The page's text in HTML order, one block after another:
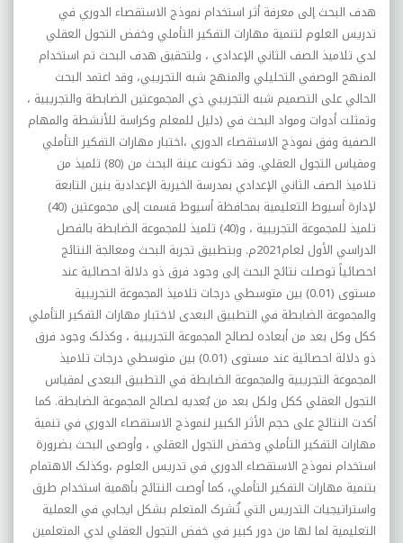
هدف البحث إلى معرفة أثر استخدام نموذج الاستقصاء الدوري في
تدريس العلوم لتنمية مهارات التفکير التأملي وخفض التجول العقلي
لدي تلاميذ الصف الثاني الإعدادي ، ولتحقيق هدف البحث تم استخدام
المنهج الوصفي التحليلي والمنهج شبه التجريبي، وقد اعتمد البحث
الحالي على التصميم شبه التجريبي ذي المجموعتين الضابطة والتجريبية ،
وتمثلت أدوات ومواد البحث في (دليل للمعلم وکراسة للأنشطة والمهام
الصفية وفق نموذج الاستقصاء الدوري ،اختبار مهارات التفکير التأملي
ومقياس التجول العقلي. وقد تکونت عينة البحث من (80) تلميذ من
تلاميذ الصف الثاني الإعدادي بمدرسة الخيرية الإعدادية بنين التابعة
لإدارة أسيوط التعليمية بمحافظة أسيوط قسمت إلى مجموعتين (40)
تلميذ للمجموعة التجريبية ، و(40) تلميذ للمجموعة الضابطة بالفصل
الدراسي الأول لعام2021م. وبتطبيق تجربة البحث ومعالجة النتائج
احصائياً توصلت نتائج البحث إلى وجود فرق ذو دلالة احصائية عند
مستوى (0.01) بين متوسطي درجات تلاميذ المجموعة التجريبية
والمجموعة الضابطة في التطبيق البعدى لاختبار مهارات التفکير التأملي
ککل وکل بعد من أبعاده لصالح المجموعة التجريبية ، وکذلک وجود فرق
ذو دلالة احصائية عند مستوى (0.01) بين متوسطي درجات تلاميذ
المجموعة التجريبية والمجموعة الضابطة في التطبيق البعدى لمقياس
التجول العقلي ککل ولکل بعد من بُعديه لصالح المجموعة الضابطة. کما
أکدت النتائج على حجم الأثر الکبير لنموذج الاستقصاء الدوري في تنمية
مهارات التفکير التأملي وخفض التجول العقلي ، وأوصى البحث بضرورة
استخدام نموذج الاستقصاء الدوري في تدريس العلوم ،وکذلک الاهتمام
بتنمية مهارات التفکير التأملي، کما أوصت النتائج بأهمية استخدام طرق
واستراتيجيات التدريس التي تُشرک المتعلم بشکل ايجابي في العملية
التعليمية لما لها من دور کبير في خفض التجول العقلي لدي المتعلمين